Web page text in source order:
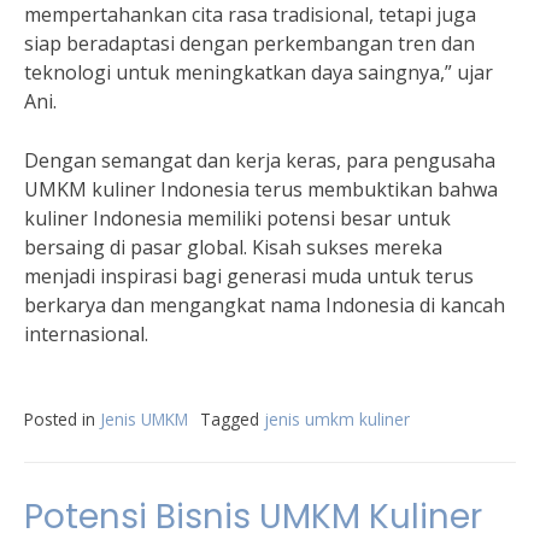
mempertahankan cita rasa tradisional, tetapi juga
siap beradaptasi dengan perkembangan tren dan
teknologi untuk meningkatkan daya saingnya,” ujar
Ani.
Dengan semangat dan kerja keras, para pengusaha
UMKM kuliner Indonesia terus membuktikan bahwa
kuliner Indonesia memiliki potensi besar untuk
bersaing di pasar global. Kisah sukses mereka
menjadi inspirasi bagi generasi muda untuk terus
berkarya dan mengangkat nama Indonesia di kancah
internasional.
Posted in Jenis UMKM Tagged jenis umkm kuliner
Potensi Bisnis UMKM Kuliner